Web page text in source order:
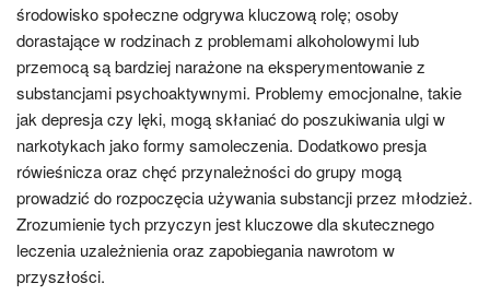
środowisko społeczne odgrywa kluczową rolę; osoby
dorastające w rodzinach z problemami alkoholowymi lub
przemocą są bardziej narażone na eksperymentowanie z
substancjami psychoaktywnymi. Problemy emocjonalne, takie
jak depresja czy lęki, mogą skłaniać do poszukiwania ulgi w
narkotykach jako formy samoleczenia. Dodatkowo presja
rówieśnicza oraz chęć przynależności do grupy mogą
prowadzić do rozpoczęcia używania substancji przez młodzież.
Zrozumienie tych przyczyn jest kluczowe dla skutecznego
leczenia uzależnienia oraz zapobiegania nawrotom w
przyszłości.